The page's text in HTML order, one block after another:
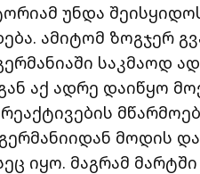
უნდა
ამიტომ ზოგჯერ
საკმაოდ
აქ ადრე დაიწყო
მოდის
იყო. მაგრამ